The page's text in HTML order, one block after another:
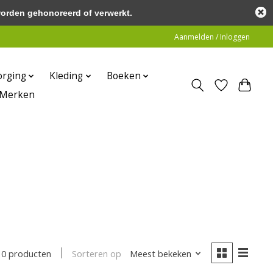
Aanmelden / Inloggen
Kleding
Boeken
Merken
0 producten Sorteren op Meest bekeken
gehonoreerd of verwerkt.